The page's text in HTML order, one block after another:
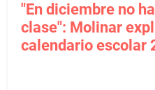
"En diciembre no
clase": Molinar
calendario escolar